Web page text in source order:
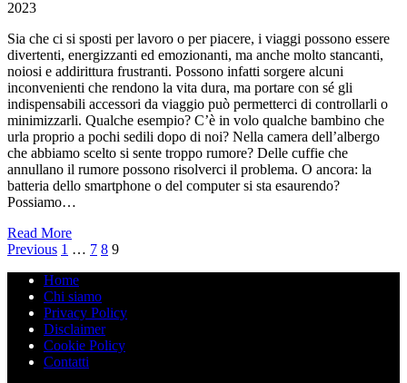
2023
Sia che ci si sposti per lavoro o per piacere, i viaggi possono essere
divertenti, energizzanti ed emozionanti, ma anche molto stancanti,
noiosi e addirittura frustranti. Possono infatti sorgere alcuni
inconvenienti che rendono la vita dura, ma portare con sé gli
indispensabili accessori da viaggio può permetterci di controllarli o
minimizzarli. Qualche esempio? C’è in volo qualche bambino che
urla proprio a pochi sedili dopo di noi? Nella camera dell’albergo
che abbiamo scelto si sente troppo rumore? Delle cuffie che
annullano il rumore possono risolverci il problema. O ancora: la
batteria dello smartphone o del computer si sta esaurendo?
Possiamo…
Read More
Previous 1 … 7 8 9
Home
Chi siamo
Privacy Policy
Disclaimer
Cookie Policy
Contatti